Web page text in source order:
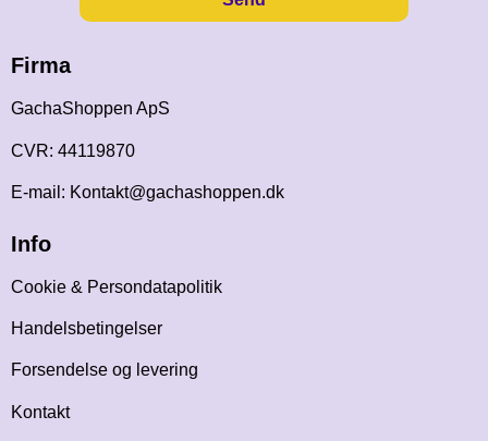
Firma
GachaShoppen ApS
CVR: 44119870
E-mail: Kontakt@gachashoppen.dk
Info
Cookie & Persondatapolitik
Handelsbetingelser
Forsendelse og levering
Kontakt